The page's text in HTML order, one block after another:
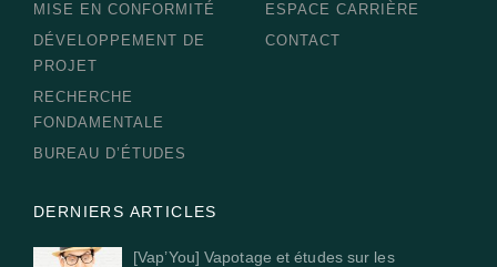
MISE EN CONFORMITÉ
DÉVELOPPEMENT DE
PROJET
RECHERCHE
FONDAMENTALE
BUREAU D’ÉTUDES
ESPACE CARRIÈRE
CONTACT
DERNIERS ARTICLES
[Vap’You] Vapotage et études sur les